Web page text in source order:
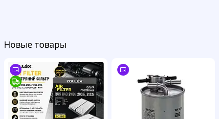
Новые товары